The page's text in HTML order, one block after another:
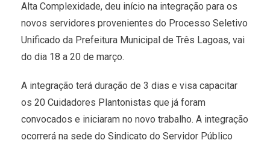
Alta Complexidade, deu início na integração para os
novos servidores provenientes do Processo Seletivo
Unificado da Prefeitura Municipal de Três Lagoas, vai
do dia 18 a 20 de março.
A integração terá duração de 3 dias e visa capacitar
os 20 Cuidadores Plantonistas que já foram
convocados e iniciaram no novo trabalho. A integração
ocorrerá na sede do Sindicato do Servidor Público